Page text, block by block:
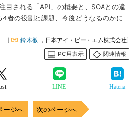
目される「API」の概要と、SOAとの違
4者の役割と課題、今後どうなるのかに
[ 鈴木徹 ，日本アイ・ビー・エム株式会社]
PC用表示
関連情報
LINE Hatena
ージへ 次のページへ